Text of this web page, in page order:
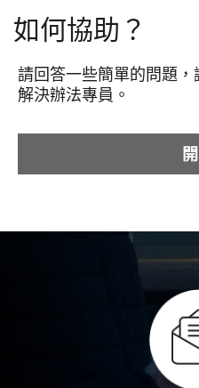
如何協助？
請回答一些簡單的問題
解決辦法專員。